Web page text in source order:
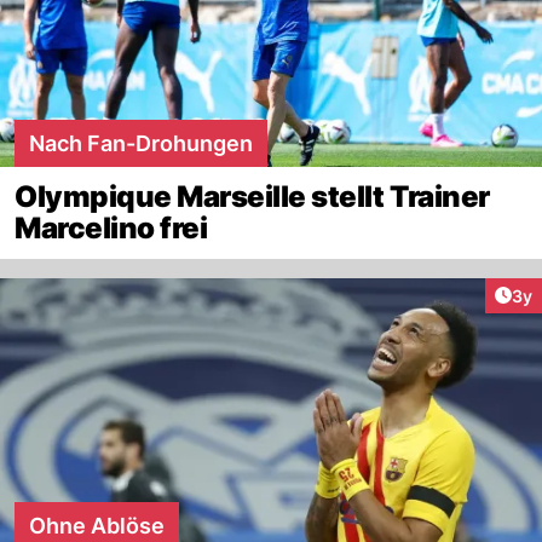
Nach Fan-Drohungen
Olympique Marseille stellt Trainer
Marcelino frei
3y
Ohne Ablöse